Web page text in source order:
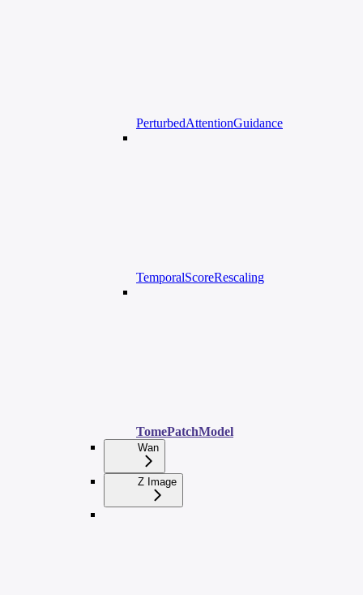
PerturbedAttentionGuidance
TemporalScoreRescaling
TomePatchModel
Wan
Z Image